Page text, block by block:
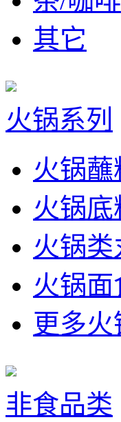
其它
火锅系列
火锅蘸
火锅底
火锅
火锅面
更多火
非食品类